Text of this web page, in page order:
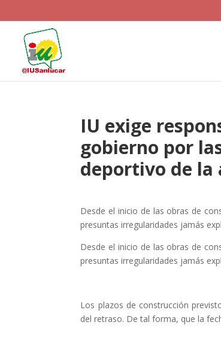
IU exige
gobierno por
deportivo de la
Desde el inicio de las obras de
presuntas irregularidades jamás
Desde el inicio de las obras de
presuntas irregularidades jamás
Los plazos de construcción
del retraso. De tal forma, que la